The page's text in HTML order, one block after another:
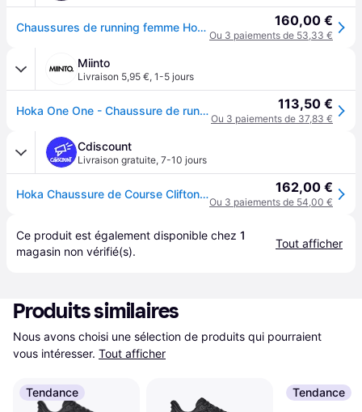
Chaussures de running femme Hoka Clifton 10 - Noir 160,00 €
Ou 3 paiements de 53,33 €
Miinto
Livraison 5,95 €, 1-5 jours
Hoka One One - Chaussure de running Clifton 10 - Femme - Sport - Noir - Taille: 35 1/3 EU 113,50 €
Ou 3 paiements de 37,83 €
Cdiscount
Livraison gratuite, 7-10 jours
Hoka Chaussure de Course Clifton 10 - 1162031-BRGL Noir 162,00 €
Ou 3 paiements de 54,00 €
Ce produit est également disponible chez 1
magasin non vérifié(s).
Tout afficher
Produits similaires
Nous avons choisi une sélection de produits qui pourraient
vous intéresser. Tout afficher
Tendance Tendance